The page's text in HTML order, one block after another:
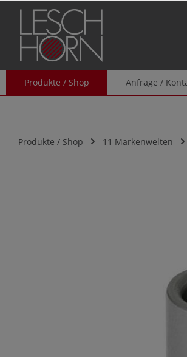
Zur Hauptnavigation
Produkte / Shop Anfrage /
Produkte / Shop 11 Markenwelten